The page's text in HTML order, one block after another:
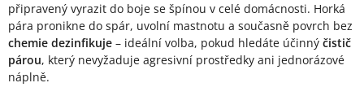
připravený vyrazit do boje se špínou v celé domácnosti. Horká
pára pronikne do spár, uvolní mastnotu a současně povrch bez
chemie dezinfikuje – ideální volba, pokud hledáte účinný čistič
párou, který nevyžaduje agresivní prostředky ani jednorázové
náplně.